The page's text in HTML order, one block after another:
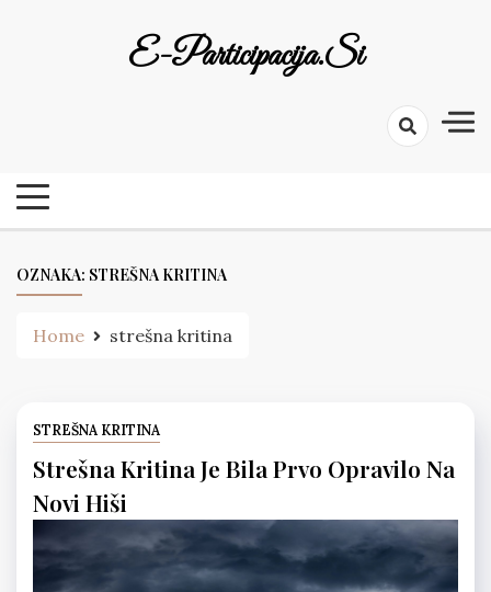
E-Participacija.si
OZNAKA: STREŠNA KRITINA
Home strešna kritina
STREŠNA KRITINA
Strešna Kritina Je Bila Prvo Opravilo Na
Novi Hiši